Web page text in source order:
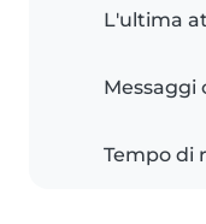
L'ultima
Messaggi
Tempo di